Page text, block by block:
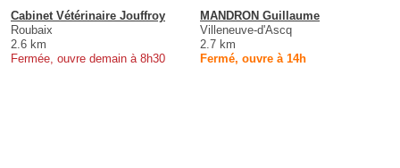
Cabinet Vétérinaire Jouffroy
Roubaix
2.6 km
Fermée, ouvre demain à 8h30
MANDRON Guillaume
Villeneuve-d'Ascq
2.7 km
Fermé, ouvre à 14h